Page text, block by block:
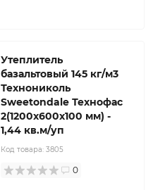
Утеплитель
базальтовый 145 кг/м3
Технониколь
Sweetondale Технофас
2(1200x600x100 мм) -
1,44 кв.м/уп
Код товара: 3805
0